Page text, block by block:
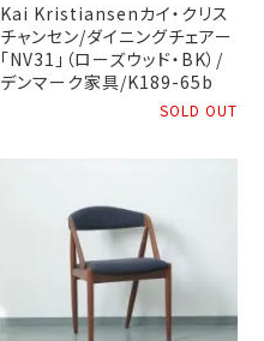
Kai Kristiansenカイ・クリス
チャンセン/ダイニングチェアー
「NV31」（ローズウッド・BK）/
デンマーク家具/K189-65b
SOLD OUT